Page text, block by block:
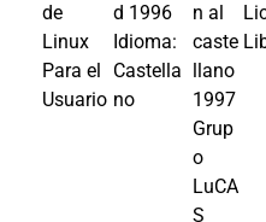
de
Linux
Para el
Usuario
d 1996
Idioma:
Castella
no
n al
caste
llano
1997
Grup
o
LuCA
S